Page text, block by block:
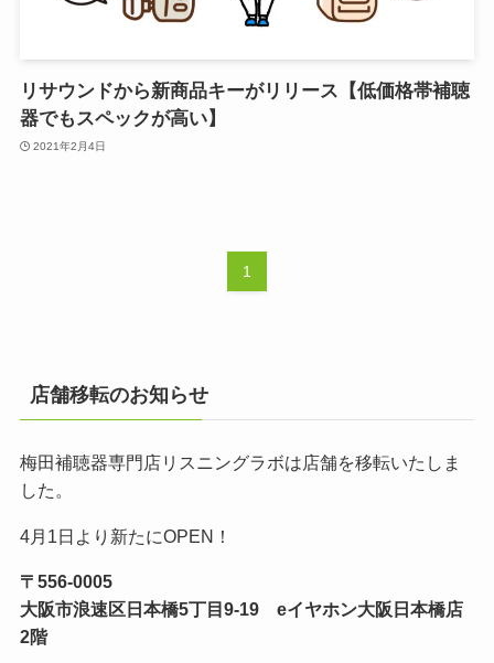
リサウンドから新商品キーがリリース【低価格帯補聴
器でもスペックが高い】
2021年2月4日
1
店舗移転のお知らせ
梅田補聴器専門店リスニングラボは店舗を移転いたしま
した。
4月1日より新たにOPEN！
〒556-0005
大阪市浪速区日本橋5丁目9-19 eイヤホン大阪日本橋店
2階